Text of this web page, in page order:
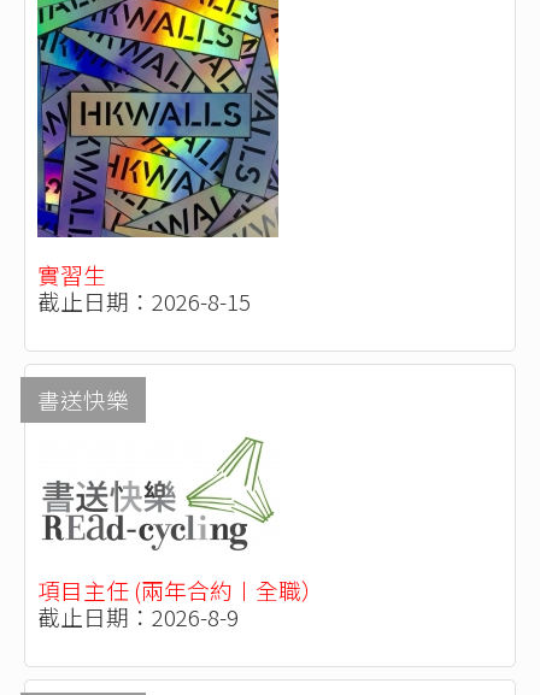
實習生
截止日期：2026-8-15
書送快樂
項目主任 (兩年合約〡全職）
截止日期：2026-8-9